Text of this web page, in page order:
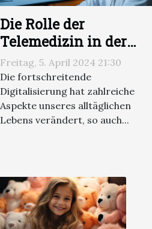
Die Rolle der
Telemedizin in der
modernen
Gesundheitsversorgung
Freitag, 5. April 2024 21:30
Die fortschreitende
Digitalisierung hat zahlreiche
Aspekte unseres alltäglichen
Lebens verändert, so auch...